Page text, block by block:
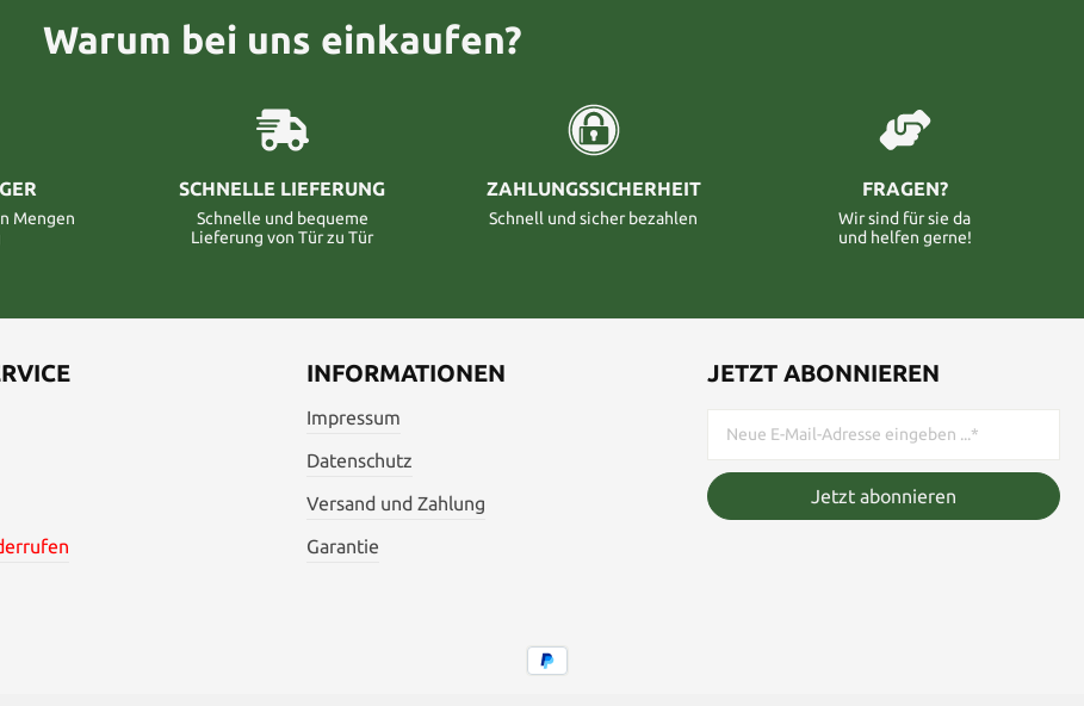
Warum bei uns einkaufen?
Mengen
SCHNELLE LIEFERUNG
Schnelle und bequeme
Lieferung von Tür zu Tür
ZAHLUNGSSICHERHEIT
Schnell und sicher bezahlen
FRAGEN?
Wir sind für sie da
und helfen gerne!
INFORMATIONEN
Impressum
Datenschutz
Versand und Zahlung
Garantie
JETZT ABONNIEREN
Jetzt abonnieren